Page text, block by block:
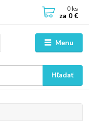
Menu
Hľadať
0 ks
za 0 €